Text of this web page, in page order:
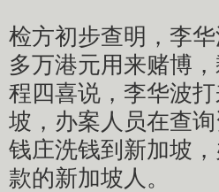
检方初步查明，李
多万港元用来赌博
程四喜说，李华波
坡，办案人员在查
钱庄洗钱到新加坡
款的新加坡人。